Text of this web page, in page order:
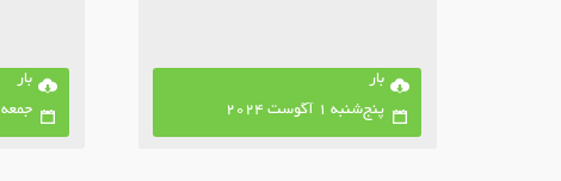
بار
جمعه 2 آگوست 2024
بار
پنج‌شنبه 1 آگوست 2024